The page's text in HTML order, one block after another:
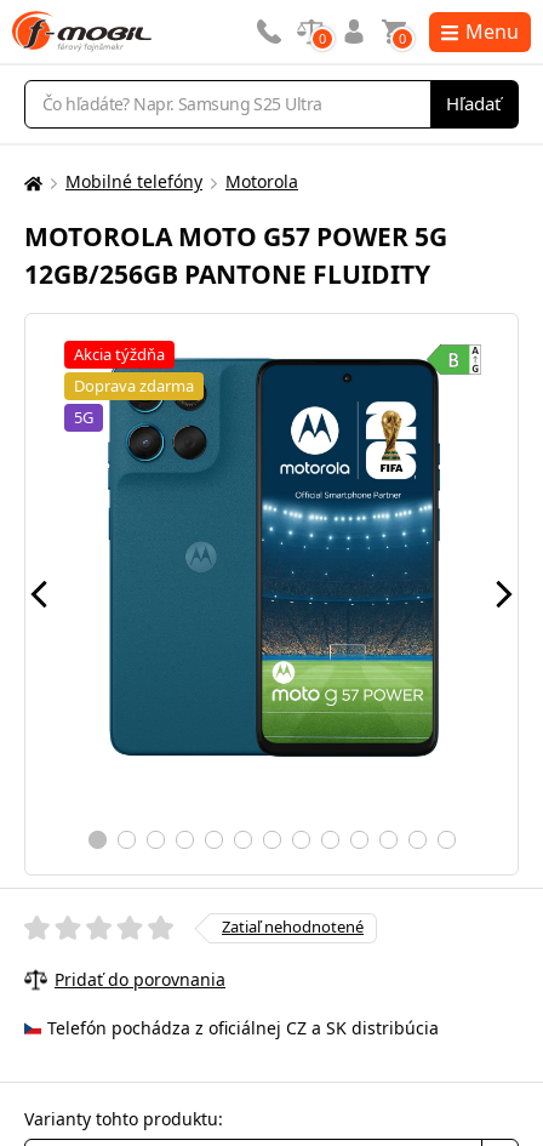
Vyhľadávanie
Hľadať
0 0 Menu
Tu
nachádzate:
Mobilné telefóny Motorola
MOTOROLA MOTO G57 POWER 5G
12GB/256GB PANTONE FLUIDITY
Akcia týždňa
Doprava zdarma
5G
Zatiaľ nehodnotené
Pridať do porovnania
Telefón pochádza z oficiálnej CZ a SK distribúcia
Varianty tohto produktu: